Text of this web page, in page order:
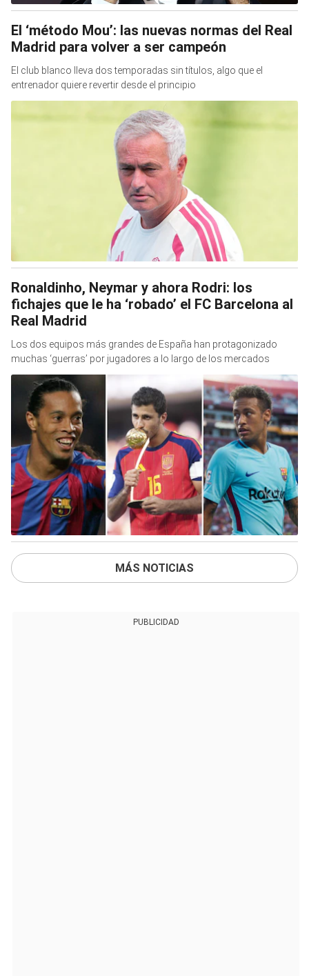
El ‘método Mou’: las nuevas normas del Real
Madrid para volver a ser campeón
El club blanco lleva dos temporadas sin títulos, algo que el
entrenador quiere revertir desde el principio
Ronaldinho, Neymar y ahora Rodri: los
fichajes que le ha ‘robado’ el FC Barcelona al
Real Madrid
Los dos equipos más grandes de España han protagonizado
muchas ‘guerras’ por jugadores a lo largo de los mercados
MÁS NOTICIAS
PUBLICIDAD